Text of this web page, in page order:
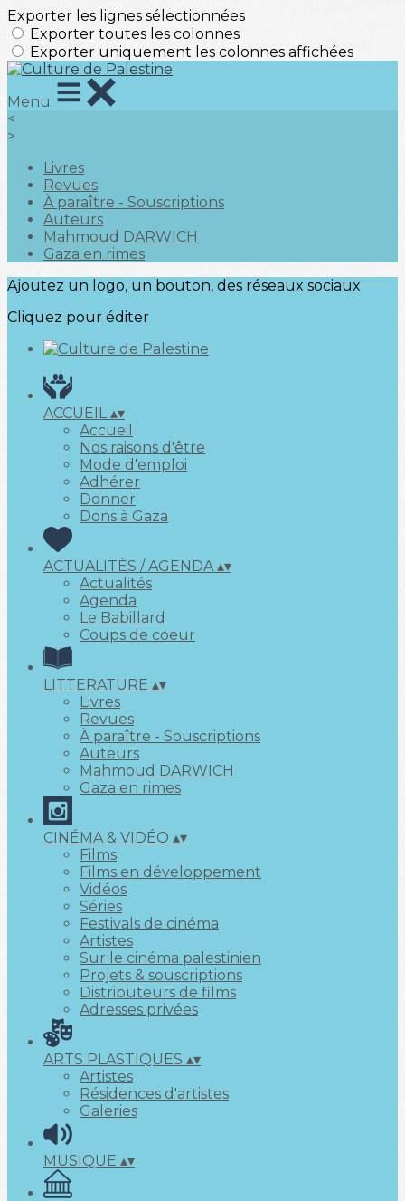
Exporter les lignes sélectionnées
Exporter toutes les colonnes
Exporter uniquement les colonnes affichées
Menu
<
>
Livres
Revues
À paraître - Souscriptions
Auteurs
Mahmoud DARWICH
Gaza en rimes
Ajoutez un logo, un bouton, des réseaux sociaux
Cliquez pour éditer
ACCUEIL▴▾
Accueil
Nos raisons d'être
Mode d'emploi
Adhérer
Donner
Dons à Gaza
ACTUALITÉS / AGENDA▴▾
Actualités
Agenda
Le Babillard
Coups de coeur
LITTERATURE ▴▾
Livres
Revues
À paraître - Souscriptions
Auteurs
Mahmoud DARWICH
Gaza en rimes
CINÉMA & VIDÉO ▴▾
Films
Films en développement
Vidéos
Séries
Festivals de cinéma
Artistes
Sur le cinéma palestinien
Projets & souscriptions
Distributeurs de films
Adresses privées
ARTS PLASTIQUES ▴▾
Artistes
Résidences d'artistes
Galeries
MUSIQUE ▴▾